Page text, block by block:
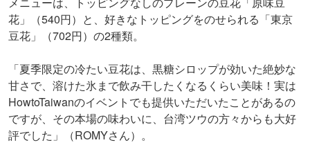
花」（540円）と、好きなトッピングをのせられる「東京
豆花」（702円）の2種類。
「夏季限定の冷たい豆花は、黒糖シロップが効いた絶妙な
甘さで、溶けた氷まで飲み干したくなるくらい美味！実は
HowtoTaiwanのイベントでも提供いただいたことがあるの
ですが、その本場の味わいに、台湾ツウの方々からも大好
評でした」（ROMYさん）。